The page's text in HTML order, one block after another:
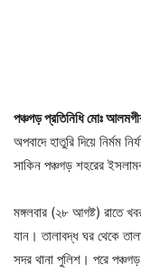
পঞ্চগড় প্রতিনিধি মোঃ
অপবাদে হাতুরি দিয়ে নির্মম
সাকিন পঞ্চগড় শহরের
মঙ্গলবার (২৮ আগষ্ট) রাতে
যান। তালাবদ্ধ ঘর থেকে
সদর থানা পুলিশ। পরে